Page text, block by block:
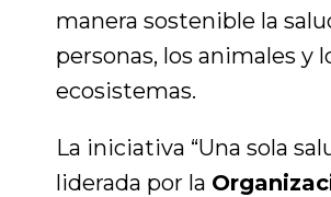
manera sostenible la
personas, los animales y
ecosistemas.
La iniciativa “Una sola
liderada por la